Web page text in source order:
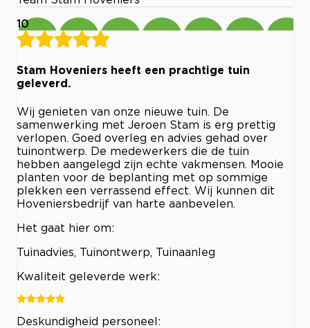
10
Stam Hoveniers heeft een prachtige tuin
geleverd.
Wij genieten van onze nieuwe tuin. De
samenwerking met Jeroen Stam is erg prettig
verlopen. Goed overleg en advies gehad over
tuinontwerp. De medewerkers die de tuin
hebben aangelegd zijn echte vakmensen. Mooie
planten voor de beplanting met op sommige
plekken een verrassend effect. Wij kunnen dit
Hoveniersbedrijf van harte aanbevelen.
Het gaat hier om:
Tuinadvies, Tuinontwerp, Tuinaanleg
Kwaliteit geleverde werk:
Deskundigheid personeel: